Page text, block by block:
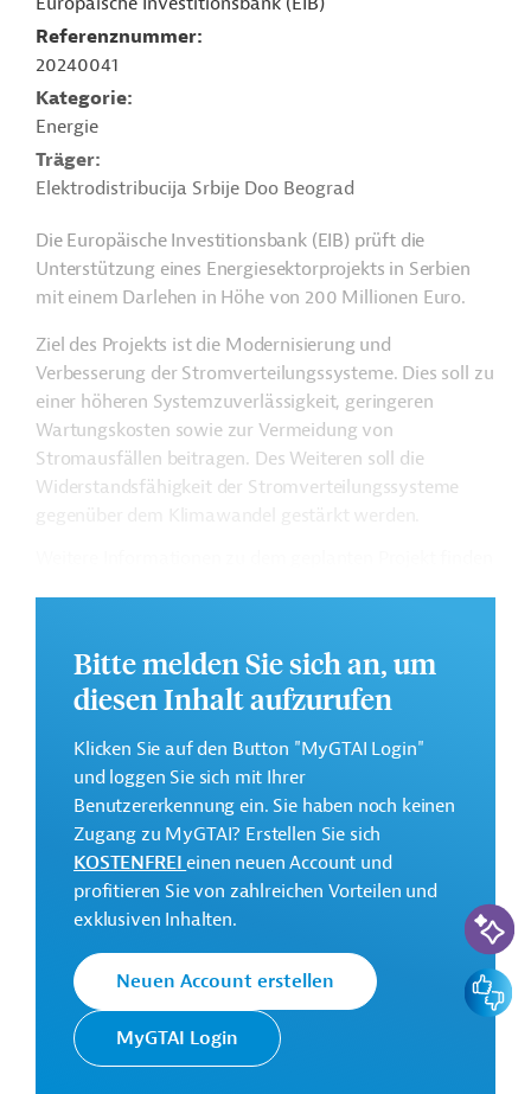
Referenznummer
20240041
Kategorie
Energie
Träger
Elektrodistribucija Srbije Doo Beograd
Die Europäische Investitionsbank (EIB) prüft die
Unterstützung eines Energiesektorprojekts in Serbien
mit einem Darlehen in Höhe von 200 Millionen Euro.
Ziel des Projekts ist die Modernisierung und
Verbesserung der Stromverteilungssysteme. Dies soll zu
einer höheren Systemzuverlässigkeit, geringeren
Wartungskosten sowie zur Vermeidung von
Stromausfällen beitragen. Des Weiteren soll die
Widerstandsfähigkeit der Stromverteilungssysteme
gegenüber dem Klimawandel gestärkt werden.
und praktische Hinweise zur Geschäftsanbahnung.
Gesamtkosten:
Geberbeitrag:
200 Millionen Euro (voraussichtlich; Darlehen)
Kontaktadressen
Europäische
Die EIB vertritt die
wirtschaftlichen Interessen der
EU durch Kreditvergabe an alle
Bitte melden Sie sich an, um
diesen Inhalt aufzurufen
Klicken Sie auf den Button "MyGTAI Login"
und loggen Sie sich mit Ihrer
Benutzererkennung ein. Sie haben noch keinen
Zugang zu MyGTAI? Erstellen Sie sich
KOSTENFREIeinen neuen Account und
profitieren Sie von zahlreichen Vorteilen und
exklusiven Inhalten.
Neuen Account erstellen
MyGTAI Login
KI-